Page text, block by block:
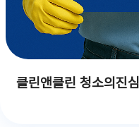
클린앤클린 청소의진심